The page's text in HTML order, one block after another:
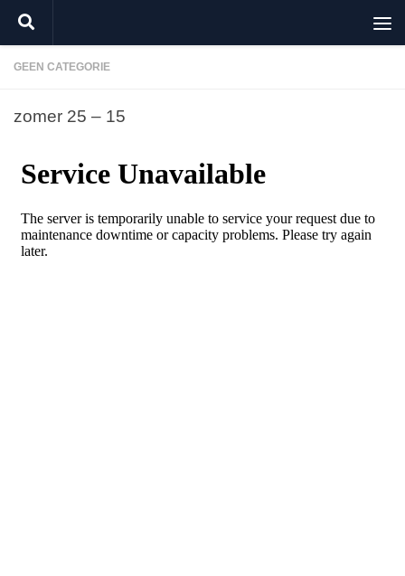
Doorgaan naar inhoud
GEEN CATEGORIE
zomer 25 – 15